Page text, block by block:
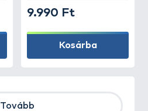
9.990 Ft
Kosárba
Tovább